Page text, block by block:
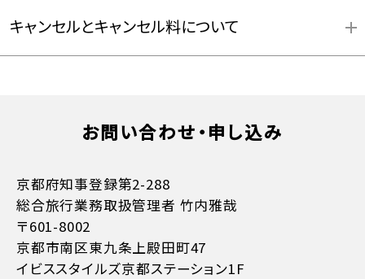
キャンセルとキャンセル料について
お問い合わせ・申し込み
京都府知事登録第2-288
総合旅行業務取扱管理者 竹内雅哉
〒601-8002
京都市南区東九条上殿田町47
イビススタイルズ京都ステーション1F